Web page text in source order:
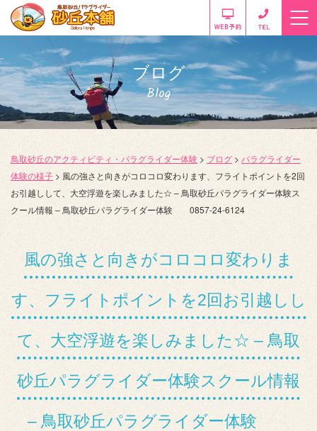
ブログ
Blog
鳥取砂丘のアクティビティ・パラグライダー体験 > ブログ > パラグライダー
体験の様子 > 風の強さと向きがコロコロ変わります、フライトポイントを2回
お引越しして、大空浮遊を楽しみました☆ – 鳥取砂丘パラグライダー体験ス
クール情報 – 鳥取砂丘パラグライダー体験 0857-24-6124
風の強さと向きがコロコロ変わりま
す、フライトポイントを2回お引越しし
て、大空浮遊を楽しみました☆ – 鳥取
砂丘パラグライダー体験スクール情報
– 鳥取砂丘パラグライダー体験